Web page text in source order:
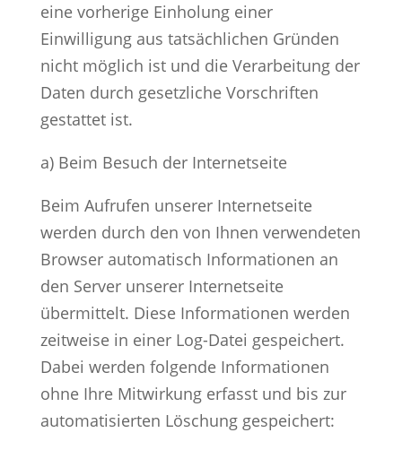
eine vorherige Einholung einer
Einwilligung aus tatsächlichen Gründen
nicht möglich ist und die Verarbeitung der
Daten durch gesetzliche Vorschriften
gestattet ist.
a) Beim Besuch der Internetseite
Beim Aufrufen unserer Internetseite
werden durch den von Ihnen verwendeten
Browser automatisch Informationen an
den Server unserer Internetseite
übermittelt. Diese Informationen werden
zeitweise in einer Log-Datei gespeichert.
Dabei werden folgende Informationen
ohne Ihre Mitwirkung erfasst und bis zur
automatisierten Löschung gespeichert: